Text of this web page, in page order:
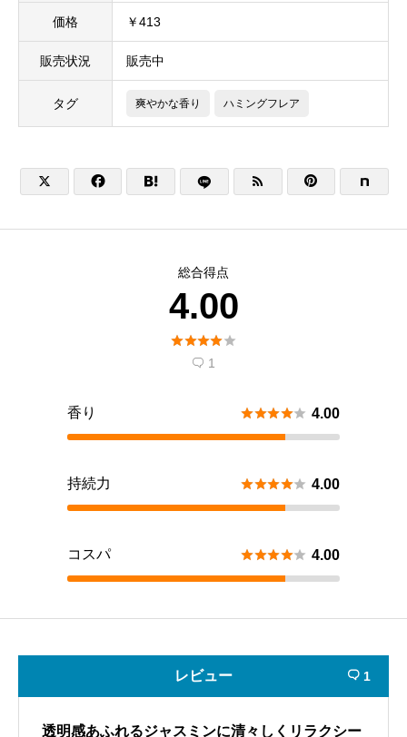
価格 ￥413
販売状況 販売中
タグ 爽やかな香り ハミングフレア
    
総合得点
4.00

 1
香り  4.00
持続力  4.00
コスパ  4.00
レビュー  1
透明感あふれるジャスミンに清々しくリラクシー